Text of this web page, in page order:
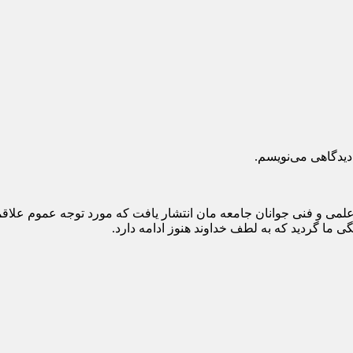
دیدگاهی می‌نویسم.
آموزش و ارتقاء سطح علمی و فنی جوانان جامعه مان انتشار یافت که مورد
ما گردید که به لطف خداوند هنوز ادامه دارد.